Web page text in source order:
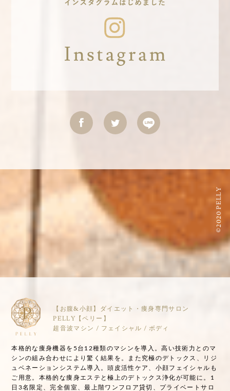
©2020 PELLY
【お腹&小顔】ダイエット・痩身専門サロン
PELLY【ペリー】
超音波マシン / フェイシャル / ボディ
本格的な痩身機器を5台12種類のマシンを導入。高い技術力とのマ
シンの組み合わせにより驚く結果を。また究極のデトックス、リジ
ュベネーションシステム導入。頭皮活性ケア、小顔フェイシャルも
ご用意。本格的な痩身エステと極上のデトックス浄化が可能に。1
日3名限定、完全個室、最上階ワンフロア貸切、プライベートサロ